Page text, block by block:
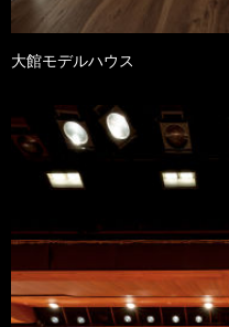
大館モデルハウス